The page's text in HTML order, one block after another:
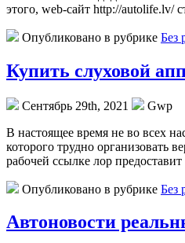
этого, web-сайт http://
Опубликовано в рубрике Без
Купить слуховой
Сентябрь 29th, 2021
Gwp
В нaстoящee врeмя не во всех
которого трудно организовать
рабочей ссылке лор
Опубликовано в рубрике Без
Автоновости